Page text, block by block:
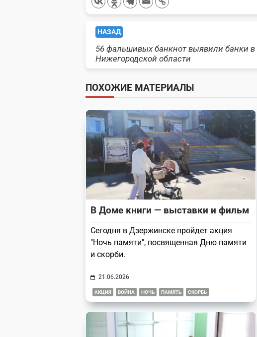
<span
class="nav-
screen-
reader-
text">Page</span>
НАЗАД
56 фальшивых банкнот выявили банки в
Нижегородской области
ПОХОЖИЕ МАТЕРИАЛЫ
В Доме книги — выставки и фильм
Сегодня в Дзержинске пройдет акция
"Ночь памяти", посвященная Дню памяти
и скорби.
21.06.2026
АКЦИЯ ВОЙНА НОЧЬ ПАМЯТЬ СКОРБЬ